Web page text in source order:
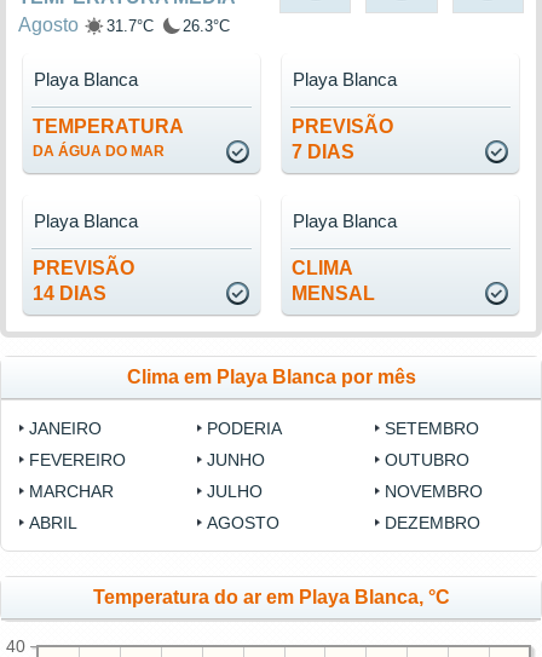
Agosto
31.7°C 26.3°C
TEMPERATURA
DA ÁGUA DO MAR
Playa Blanca
PREVISÃO
7 DIAS
Playa Blanca
PREVISÃO
14 DIAS
Playa Blanca
CLIMA
MENSAL
Playa Blanca
Clima em Playa Blanca por mês
JANEIRO
FEVEREIRO
MARCHAR
ABRIL
PODERIA
JUNHO
JULHO
AGOSTO
SETEMBRO
OUTUBRO
NOVEMBRO
DEZEMBRO
Temperatura do ar em Playa Blanca, °C
40